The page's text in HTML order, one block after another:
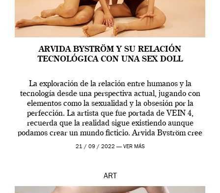
ARVIDA BYSTRÖM Y SU RELACIÓN
TECNOLÓGICA CON UNA SEX DOLL
La exploración de la relación entre humanos y la
tecnología desde una perspectiva actual, jugando con
elementos como la sexualidad y la obsesión por la
perfección. La artista que fue portada de VEIN 4,
recuerda que la realidad sigue existiendo aunque
podamos crear un mundo ficticio. Arvida Byström cree
que los humanos tienen un complejo […]
21 / 09 / 2022 — VER MÁS
ART